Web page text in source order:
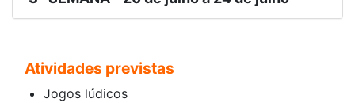
Atividades previstas
Jogos lúdicos